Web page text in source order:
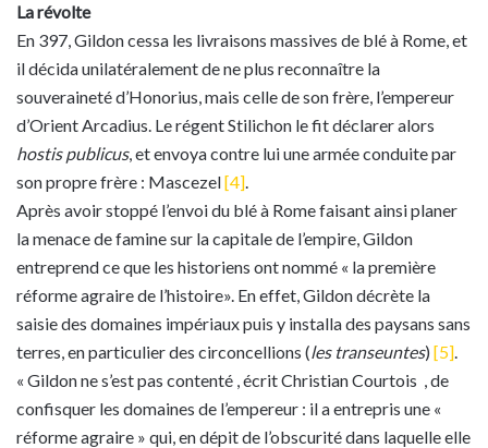
La révolte
En 397, Gildon cessa les livraisons massives de blé à Rome, et
il décida unilatéralement de ne plus reconnaître la
souveraineté d’Honorius, mais celle de son frère, l’empereur
d’Orient Arcadius. Le régent Stilichon le fit déclarer alors
hostis publicus, et envoya contre lui une armée conduite par
son propre frère : Mascezel[4].
Après avoir stoppé l’envoi du blé à Rome faisant ainsi planer
la menace de famine sur la capitale de l’empire, Gildon
entreprend ce que les historiens ont nommé « la première
réforme agraire de l’histoire». En effet, Gildon décrète la
saisie des domaines impériaux puis y installa des paysans sans
terres, en particulier des circoncellions (les transeuntes) [5].
« Gildon ne s’est pas contenté , écrit Christian Courtois , de
confisquer les domaines de l’empereur : il a entrepris une «
réforme agraire » qui, en dépit de l’obscurité dans laquelle elle